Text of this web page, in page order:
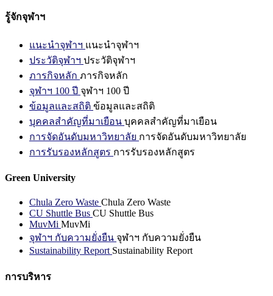
รู้จักจุฬาฯ
แนะนำจุฬาฯ แนะนำจุฬาฯ
ประวัติจุฬาฯ ประวัติจุฬาฯ
ภารกิจหลัก ภารกิจหลัก
จุฬาฯ 100 ปี จุฬาฯ 100 ปี
ข้อมูลและสถิติ ข้อมูลและสถิติ
บุคคลสำคัญที่มาเยือน บุคคลสำคัญที่มาเยือน
การจัดอันดับมหาวิทยาลัย การจัดอันดับมหาวิทยาลัย
การรับรองหลักสูตร การรับรองหลักสูตร
Green University
Chula Zero Waste Chula Zero Waste
CU Shuttle Bus CU Shuttle Bus
MuvMi MuvMi
จุฬาฯ กับความยั่งยืน จุฬาฯ กับความยั่งยืน
Sustainability Report Sustainability Report
การบริหาร